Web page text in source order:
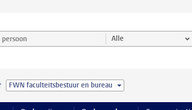
en selecteer categorie Alle
FWN faculteitsbestuur en bureau